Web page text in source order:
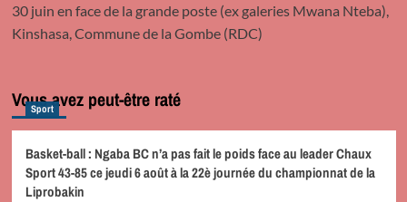
30 juin en face de la grande poste (ex galeries Mwana Nteba),
Kinshasa, Commune de la Gombe (RDC)
Vous avez peut-être raté
Sport
Basket-ball : Ngaba BC n’a pas fait le poids face au leader Chaux
Sport 43-85 ce jeudi 6 août à la 22è journée du championnat de la
Liprobakin